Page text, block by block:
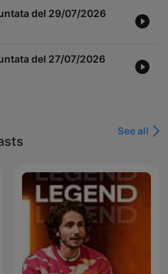
del 29/07/2026
del 27/07/2026
See all